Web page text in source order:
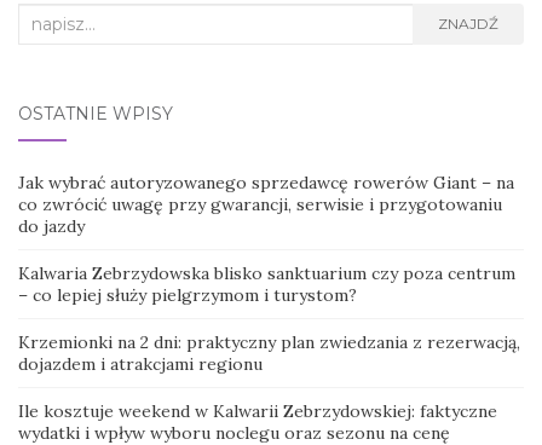
Search
ZNAJDŹ
OSTATNIE WPISY
Jak wybrać autoryzowanego sprzedawcę rowerów Giant – na
co zwrócić uwagę przy gwarancji, serwisie i przygotowaniu
do jazdy
Kalwaria Zebrzydowska blisko sanktuarium czy poza centrum
– co lepiej służy pielgrzymom i turystom?
Krzemionki na 2 dni: praktyczny plan zwiedzania z rezerwacją,
dojazdem i atrakcjami regionu
Ile kosztuje weekend w Kalwarii Zebrzydowskiej: faktyczne
wydatki i wpływ wyboru noclegu oraz sezonu na cenę